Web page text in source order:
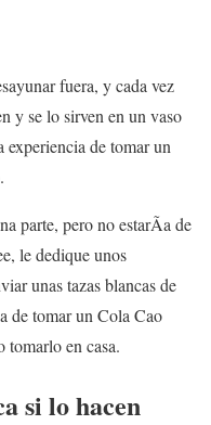
fuera, y cada vez
y se lo sirven en un vaso
de tomar un
parte, pero no estarÃ­a de
le dedique unos
unas tazas blancas de
de tomar un Cola Cao
tomarlo en casa.
si lo hacen